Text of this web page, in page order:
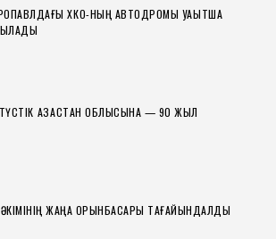
ХҚКО-НЫҢ АВТОДРОМЫ УАҚЫТША
ҚАЗАҚСТАН ОБЛЫСЫНА — 90 ЖЫЛ
ӘКІМІНІҢ ЖАҢА ОРЫНБАСАРЫ ТАҒАЙЫНДАЛДЫ